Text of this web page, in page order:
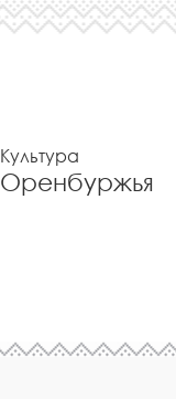
Культура
Оренбуржья